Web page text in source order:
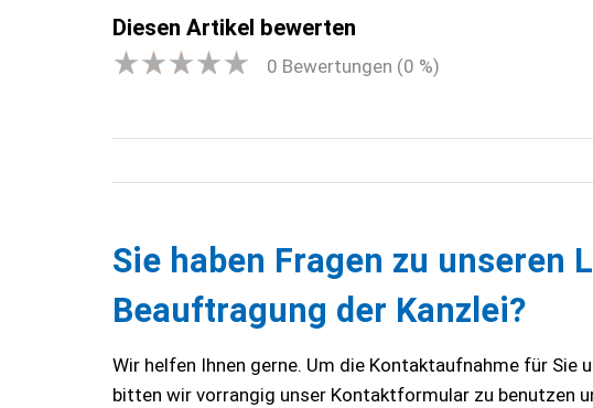
Diesen Artikel bewerten
0 Bewertungen (0 %)
Sie haben Fragen zu unseren
Beauftragung der Kanzlei?
Wir helfen Ihnen gerne. Um die Kontaktaufnahme für
bitten wir vorrangig unser Kontaktformular zu benutzen